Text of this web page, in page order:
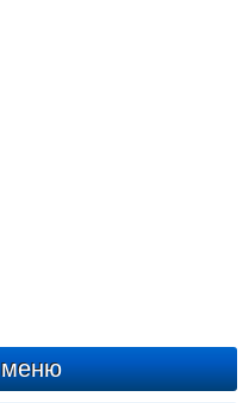
меню